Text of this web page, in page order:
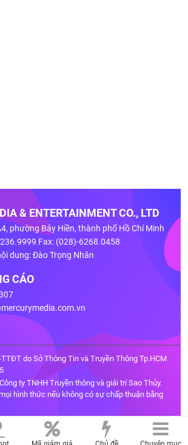
& ENTERTAINMENT CO., LTD
phường Bảy Hiền, thành phố Hồ Chí Minh
Fax: (028)-6268.0458
dung: Đào Trọng Nhân
CÁO
do Sở Thông Tin và Truyền Thông Tp.HCM
ty TNHH Truyền thông và giải trí Sao Thủy.
hình thức nếu không có sự chấp thuận bằng